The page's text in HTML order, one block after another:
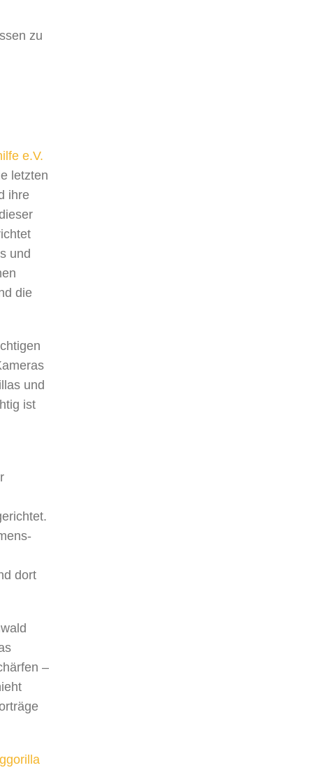
zu
e.V.
letzten
ihre
und
die
und
ist
dort
–